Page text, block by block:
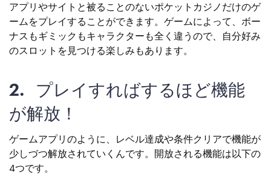
アプリやサイトと被ることのないポケットカジノだけのゲ
ームをプレイすることができます。ゲームによって、ボー
ナスもギミックもキャラクターも全く違うので、自分好み
のスロットを見つける楽しみもあります。
2. プレイすればするほど機能
が解放！
ゲームアプリのように、レベル達成や条件クリアで機能が
少しづつ解放されていくんです。開放される機能は以下の
4つです。